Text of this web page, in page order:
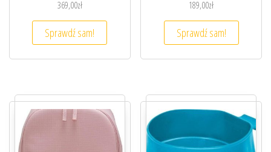
369,00zł
Sprawdź sam!
189,00zł
Sprawdź sam!